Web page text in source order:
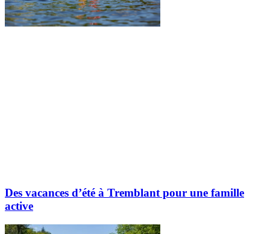
Des vacances d’été à Tremblant pour une famille
active